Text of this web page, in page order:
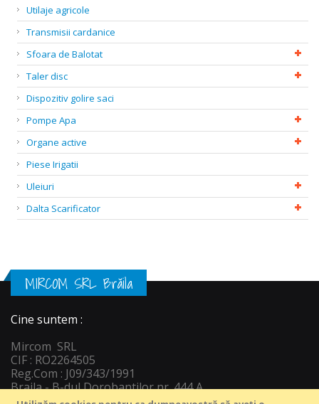
Utilaje agricole
Transmisii cardanice
Sfoara de Balotat
Taler disc
Dispozitiv golire saci
Pompe Apa
Organe active
Piese Irigatii
Uleiuri
Dalta Scarificator
MIRCOM SRL Brăila
Cine suntem :
Mircom SRL
CIF : RO2264505
Reg.Com : J09/343/1991
Braila - B-dul Dorobantilor nr. 444 A
Informatii contact :